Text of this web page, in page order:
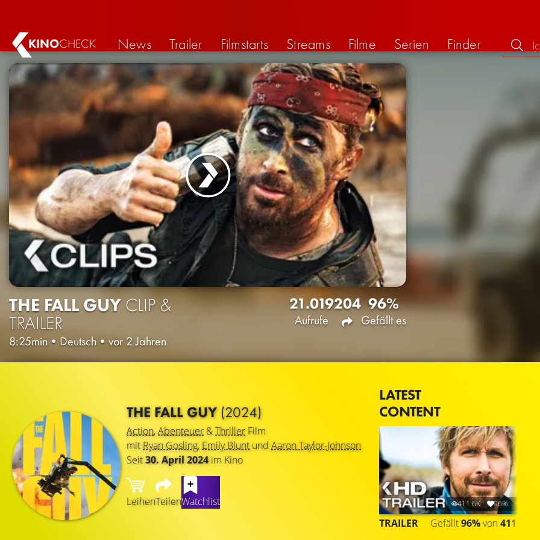
KINOCHECK News Trailer Filmstarts Streams Filme Serien Finder
THE FALL GUY CLIP &
TRAILER
8:25min • Deutsch • vor 2 Jahren
21.019
Aufrufe
204 96%
Gefällt es
THE FALL GUY(2024)
Action,Abenteuer &Thriller Film
mit Ryan Gosling, Emily Blunt und Aaron Taylor-Johnson
Seit30. April 2024im Kino
LeihenTeilenWatchlist
LATEST
CONTENT
411.6K 96% 3:30
TRAILER Gefällt96%von411.573